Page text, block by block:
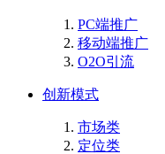
PC端推广
移动端推广
O2O引流
创新模式
市场类
定位类